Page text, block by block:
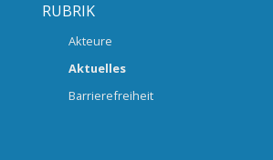
RUBRIK
Akteure
Aktuelles
Barrierefreiheit